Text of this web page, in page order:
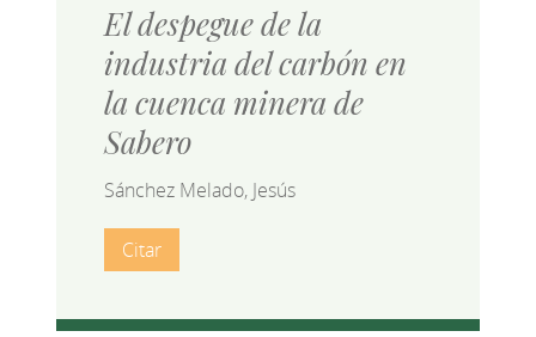
El despegue de la
industria del carbón en
la cuenca minera de
Sabero
Sánchez Melado, Jesús
Citar